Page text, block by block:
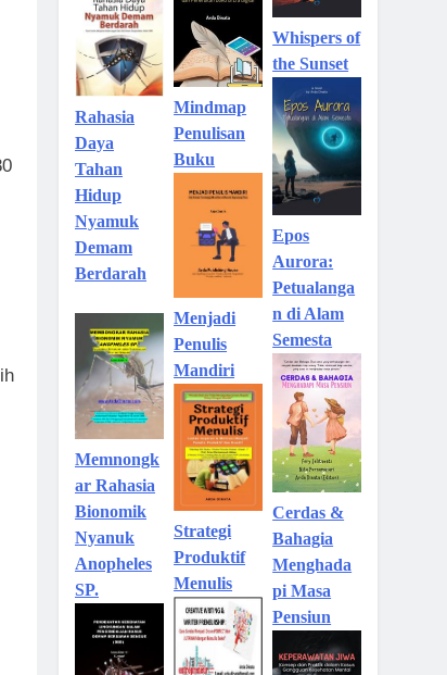
Rahasia
Daya
Tahan
Hidup
Nyamuk
Demam
Berdarah
Memnongk
ar Rahasia
Bionomik
Nyanuk
Anopheles
SP.
Mindmap
Penulisan
Buku
Menjadi
Penulis
Mandiri
Strategi
Produktif
Menulis
Whispers of
the Sunset
Epos
Aurora:
Petualanga
n di Alam
Semesta
Cerdas &
Bahagia
Menghada
pi Masa
Pensiun